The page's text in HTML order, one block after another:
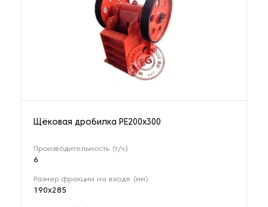
Щёковая дробилка РЕ200x300
Производительность (т/ч)
6
Размер фракции на входе (мм)
190x285